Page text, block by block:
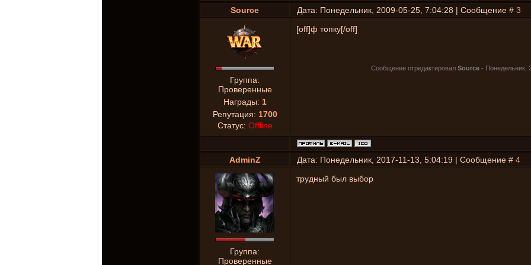
Source Дата: Понедельник, 2009-05-25, 7:04:28 | Сообщение # 3
Группа:
Проверенные
Награды: 1
Репутация: 1700
Статус: Offline
[off]ф топку[/off]
Сообщение отредактировал Source - Понедельник,
AdminZ Дата: Понедельник, 2017-11-13, 5:04:19 | Сообщение # 4
Группа:
Проверенные
трудный был выбор